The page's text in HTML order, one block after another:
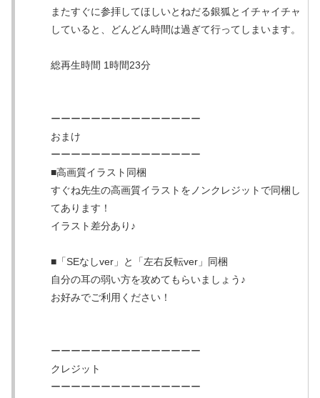
またすぐに参拝してほしいとねだる銀狐とイチャイチャ
していると、どんどん時間は過ぎて行ってしまいます。
総再生時間 1時間23分
ーーーーーーーーーーーーーーー
おまけ
ーーーーーーーーーーーーーーー
■高画質イラスト同梱
すぐね先生の高画質イラストをノンクレジットで同梱し
てあります！
イラスト差分あり♪
■「SEなしver」と「左右反転ver」同梱
自分の耳の弱い方を攻めてもらいましょう♪
お好みでご利用ください！
ーーーーーーーーーーーーーーー
クレジット
ーーーーーーーーーーーーーーー